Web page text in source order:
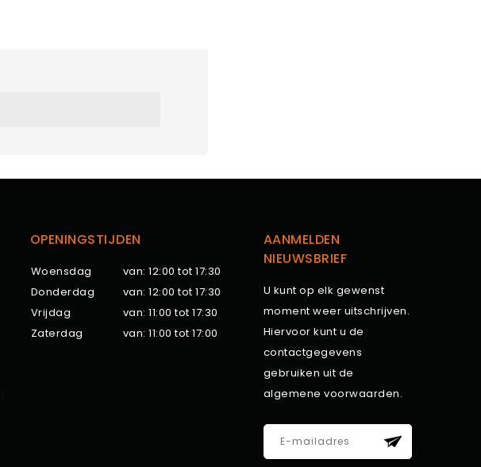
OPENINGSTIJDEN
Woensdag
van: 12:00 tot 17:30
Donderdag
van: 12:00 tot 17:30
Vrijdag
van: 11:00 tot 17:30
Zaterdag
van: 11:00 tot 17:00
AANMELDEN
NIEUWSBRIEF
U kunt op elk gewenst
moment weer uitschrijven.
Hiervoor kunt u de
contactgegevens
gebruiken uit de
algemene voorwaarden.